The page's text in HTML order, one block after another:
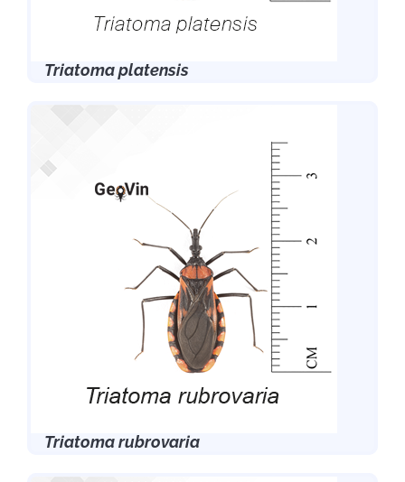
Triatoma platensis
Triatoma rubrovaria